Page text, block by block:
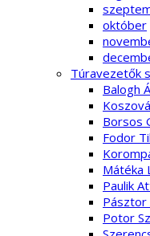
október
Túravezetők
Balogh
Borsos
Fodor
Mátéka
Paulik
Pásztor
Potor